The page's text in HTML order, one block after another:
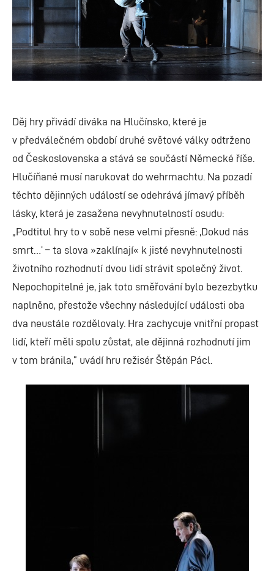
Děj hry přivádí diváka na Hlučínsko, které je
v předválečném období druhé světové války odtrženo
od Československa a stává se součástí Německé říše.
Hlučíňané musí narukovat do wehrmachtu. Na pozadí
těchto dějinných událostí se odehrává jímavý příběh
lásky, která je zasažena nevyhnutelností osudu:
„Podtitul hry to v sobě nese velmi přesně: ‚Dokud nás
smrt…‘ – ta slova »zaklínají« k jisté nevyhnutelnosti
životního rozhodnutí dvou lidí strávit společný život.
Nepochopitelné je, jak toto směřování bylo bezezbytku
naplněno, přestože všechny následující události oba
dva neustále rozdělovaly. Hra zachycuje vnitřní propast
lidí, kteří měli spolu zůstat, ale dějinná rozhodnutí jim
v tom bránila,“ uvádí hru režisér Štěpán Pácl.